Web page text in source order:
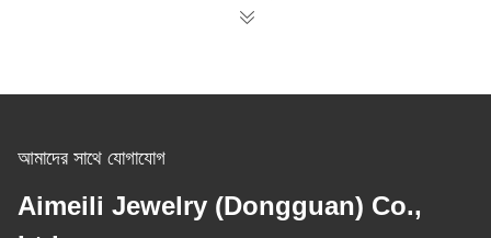
আমাদের সাথে যোগাযোগ
Aimeili Jewelry (Dongguan) Co.,